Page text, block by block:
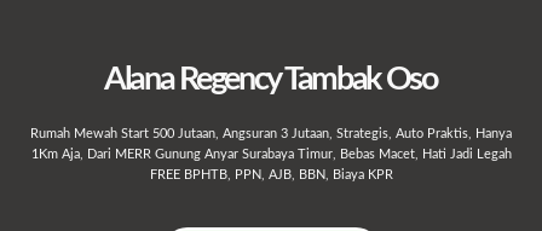
Alana Regency Tambak Oso
Rumah Mewah Start 500 Jutaan, Angsuran 3 Jutaan, Strategis, Auto Praktis, Hanya
1Km Aja, Dari MERR Gunung Anyar Surabaya Timur, Bebas Macet, Hati Jadi Legah
FREE BPHTB, PPN, AJB, BBN, Biaya KPR